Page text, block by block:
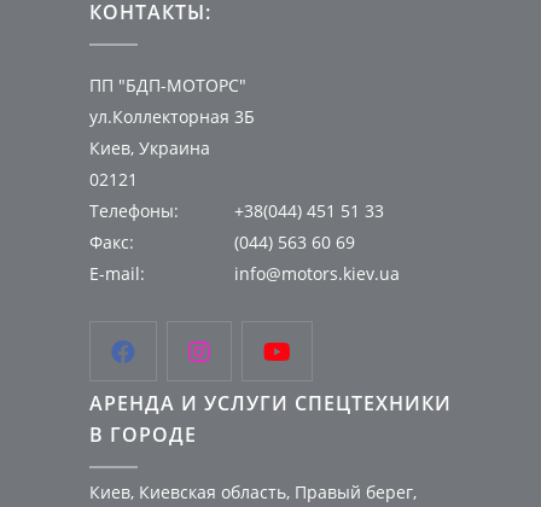
КОНТАКТЫ:
ПП "БДП-МОТОРС"
ул.Коллекторная 3Б
Киев, Украина
02121
Телефоны:
+38(044) 451 51 33
Факс:
(044) 563 60 69
E-mail:
info@motors.kiev.ua
  
АРЕНДА И УСЛУГИ СПЕЦТЕХНИКИ
В ГОРОДЕ
Киев, Киевская область, Правый берег,